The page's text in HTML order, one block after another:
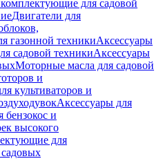
для садовой
Двигатели для
газонной техникиАксессуары
садовой техникиАксессуары
Моторные масла для садовой
и
культиваторов и
Аксессуары для
бензокос и
высокого
для